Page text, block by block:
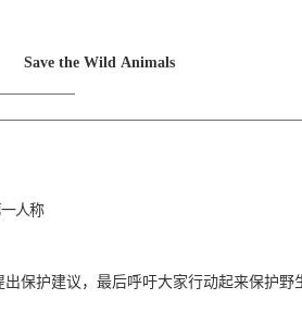
Save the Wild Animals
人称
保护建议，最后呼吁大家行动起来保护野